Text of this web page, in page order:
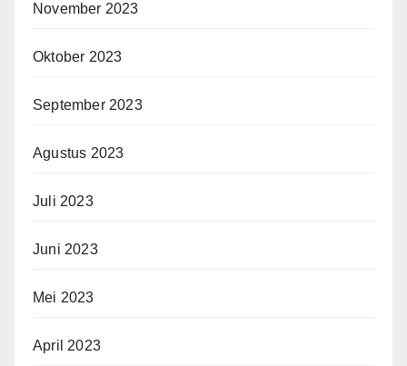
November 2023
Oktober 2023
September 2023
Agustus 2023
Juli 2023
Juni 2023
Mei 2023
April 2023